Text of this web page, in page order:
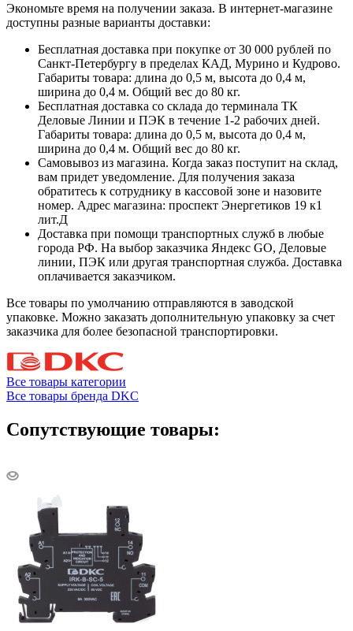
Экономьте время на получении заказа. В интернет-магазине
доступны разные варианты доставки:
Бесплатная доставка при покупке от 30 000 рублей по
Санкт-Петербургу в пределах КАД, Мурино и Кудрово.
Габариты товара: длина до 0,5 м, высота до 0,4 м,
ширина до 0,4 м. Общий вес до 80 кг.
Бесплатная доставка со склада до терминала ТК
Деловые Линии и ПЭК в течение 1-2 рабочих дней.
Габариты товара: длина до 0,5 м, высота до 0,4 м,
ширина до 0,4 м. Общий вес до 80 кг.
Самовывоз из магазина. Когда заказ поступит на склад,
вам придет уведомление. Для получения заказа
обратитесь к сотруднику в кассовой зоне и назовите
номер. Адрес магазина: проспект Энергетиков 19 к1
лит.Д
Доставка при помощи транспортных служб в любые
города РФ. На выбор заказчика Яндекс GO, Деловые
линии, ПЭК или другая транспортная служба. Доставка
оплачивается заказчиком.
Все товары по умолчанию отправляются в заводской
упаковке. Можно заказать дополнительную упаковку за счет
заказчика для более безопасной транспортировки.
Все товары категории
Все товары бренда DKC
Сопутствующие товары: